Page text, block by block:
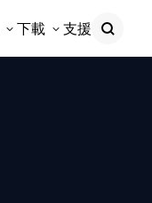
下載 支援